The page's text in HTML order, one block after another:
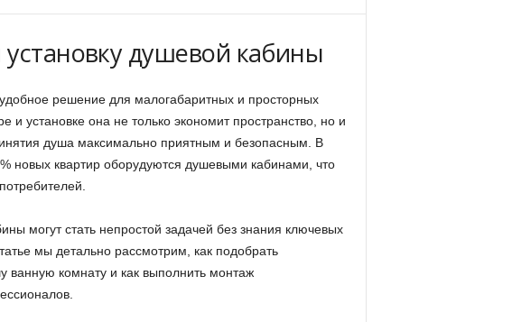
душевой кабины
решение для малогабаритных и просторных
установке она не только экономит пространство, но и
душа максимально приятным и безопасным. В
новых квартир оборудуются душевыми кабинами, что
могут стать непростой задачей без знания ключевых
мы детально рассмотрим, как подобрать
комнату и как выполнить монтаж